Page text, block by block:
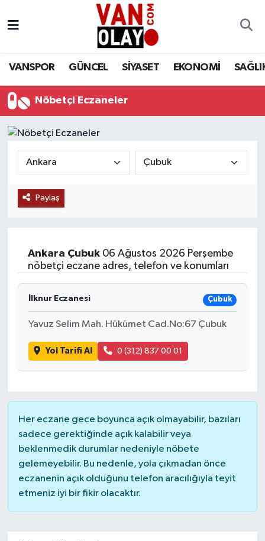
VANSPOR GÜNCEL SİYASET EKONOMİ
Nöbetçi Eczaneler
Paylaş
Ankara Çubuk06 Ağustos 2026 Perşembe
nöbetçi eczane adres, telefon ve konumları
İlknur Eczanesi Çubuk
Yavuz Selim Mah. Hükümet Cad.No:67 Çubuk
Yol Tarifi Al 0 (312) 837 00 01
Her eczane gece boyunca açık olmayabilir, bazıları
sadece gerektiğinde açık kalabilir veya
beklenmedik durumlar nedeniyle nöbete
gelemeyebilir. Bu nedenle, yola çıkmadan önce
eczanenin açık olduğunu telefon aracılığıyla teyit
etmeniz iyi bir fikir olacaktır.
Siyaset
Ekonomi
Sağlık
Eğitim
Dünya
RESMİ İLANLAR
Van Nöbetçi Eczaneler
Van Namaz Vakitleri
Van Trafik Yoğunluk Haritası
Süper Lig Puan Durumu ve Fikstür
Tüm Manşetler
Haber Arşivi